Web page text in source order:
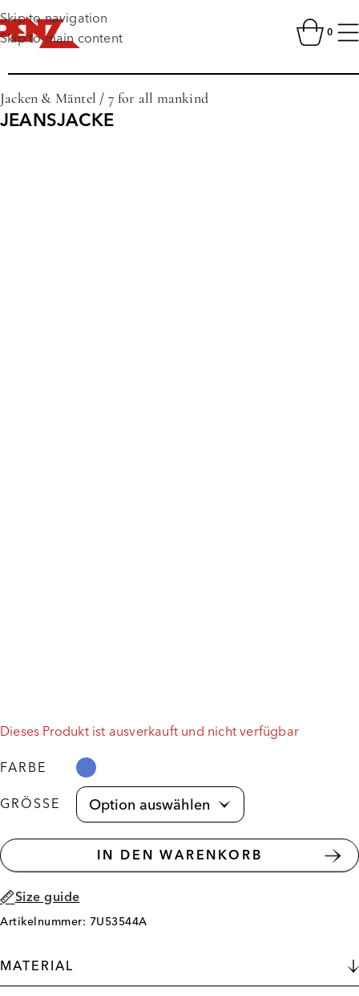
Skip to navigation
Skip to main content
0
Jacken & Mäntel / 7 for all mankind
JEANSJACKE
Dieses Produkt ist ausverkauft und nicht verfügbar
FARBE
GRÖSSE
IN DEN WARENKORB
Size guide
Artikelnummer: 7U53544A
MATERIAL